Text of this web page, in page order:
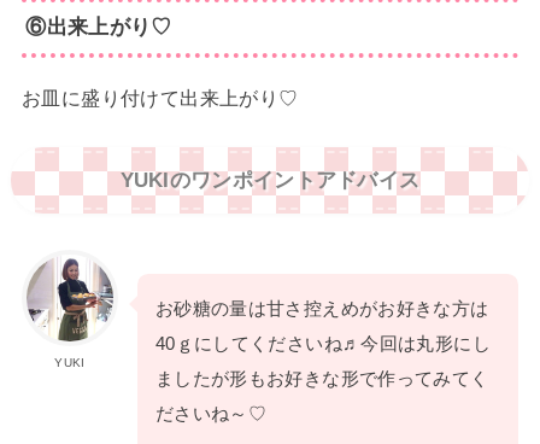
⑥出来上がり♡
お皿に盛り付けて出来上がり♡
YUKIのワンポイントアドバイス
YUKI
お砂糖の量は甘さ控えめがお好きな方は
40ｇにしてくださいね♬今回は丸形にし
ましたが形もお好きな形で作ってみてく
ださいね～♡